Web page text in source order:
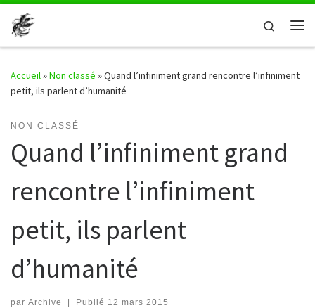
Passer au contenu
Search
Accueil»Non classé »Quand l’infiniment grand rencontre l’infiniment
petit, ils parlent d’humanité
NON CLASSÉ
Quand l’infiniment grand
rencontre l’infiniment
petit, ils parlent
d’humanité
par Archive | Publié 12 mars 2015